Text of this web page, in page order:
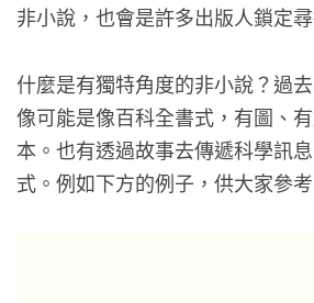
非小說，也會是許多出版人鎖定
什麼是有獨特角度的非小說？過
像可能是像百科全書式，有圖、
本。也有透過故事去傳遞科學訊
式。例如下方的例子，供大家參考